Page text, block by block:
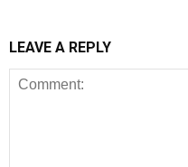
LEAVE A REPLY